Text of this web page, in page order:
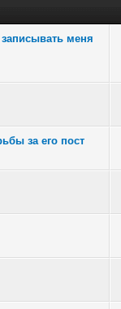
меня
за его пост